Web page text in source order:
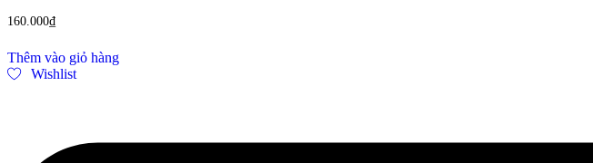
160.000₫
Thêm vào giỏ hàng
Wishlist